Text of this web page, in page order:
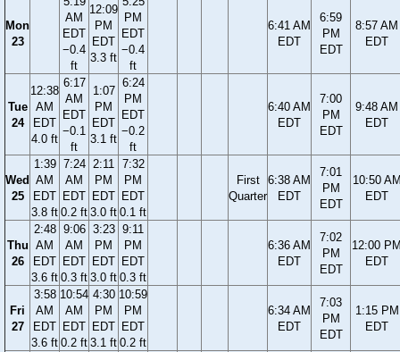
Mon
23
AM
EDT
−0.4
ft
12:09
PM
EDT
3.3 ft
PM
EDT
−0.4
ft
6:41 AM
EDT
6:59
PM
EDT
8:57 AM
EDT
Tue
24
12:38
AM
EDT
4.0 ft
6:17
AM
EDT
−0.1
ft
1:07
PM
EDT
3.1 ft
6:24
PM
EDT
−0.2
ft
6:40 AM
EDT
7:00
PM
EDT
9:48 AM
EDT
Wed
25
1:39
AM
EDT
3.8 ft
7:24
AM
EDT
0.2 ft
2:11
PM
EDT
3.0 ft
7:32
PM
EDT
0.1 ft
First
Quarter
6:38 AM
EDT
7:01
PM
EDT
10:50
EDT
Thu
26
2:48
AM
EDT
3.6 ft
9:06
AM
EDT
0.3 ft
3:23
PM
EDT
3.0 ft
9:11
PM
EDT
0.3 ft
6:36 AM
EDT
7:02
PM
EDT
12:00
EDT
Fri
27
3:58
AM
EDT
3.6 ft
10:54
AM
EDT
0.2 ft
4:30
PM
EDT
3.1 ft
10:59
PM
EDT
0.2 ft
6:34 AM
EDT
7:03
PM
EDT
1:15 PM
EDT